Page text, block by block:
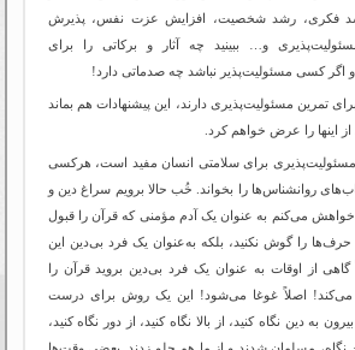
فکری، رشد شخصیت، افزایش عزت نفس، پذیرش
و… ببینید چه آثار و برکاتی را برای
اگر کسی مسئولیت‌پذیر نباشد چه صدماتی دارد!
تمرین مسئولیت‌پذیری دارند، این پیشنهادات هم بماند
اینها را عرض خواهم کرد.
مسئولیت‌پذیری برای سلامتی انسان مفید است، هرکسی
روانشناس‌ها را بخواند. خُب حالا برویم سراغ دین و
خواهش می‌کنم به عنوان یک آدم مؤمنی که قرآن را قبول
حرف‌ها را گوش نکنید، بلکه به‌عنوان یک فرد بی‌دین این
از اوقات به عنوان یک فرد بی‌دین بروید قرآن را
می‌کند! اصلاً غوغا می‌شود! این یک روش برای درست
به دین نگاه کنید، از بالا نگاه کنید، از دور نگاه کنید،